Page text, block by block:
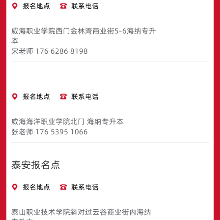
报名地点 联系电话
威海职业学院西门金林湾商业街5-6海纳专升
本
宋老师 176 6286 8198
报名地点 联系电话
威海海洋职业学院北门 海纳专升本
张老师 176 5395 1066
泰安报名点
报名地点 联系电话
泰山职业技术学院斜对过云谷商业街内海纳